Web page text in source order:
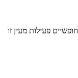
פעילות מעין זו